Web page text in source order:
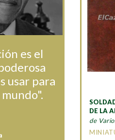
DE LA
de
es el
usar para